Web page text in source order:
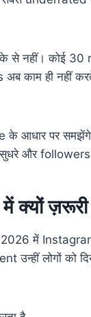
से नहीं। कोई
काम ही नहीं
के आधार पर
और
ज़रूरी
2026 में
उन्हीं लोगों को